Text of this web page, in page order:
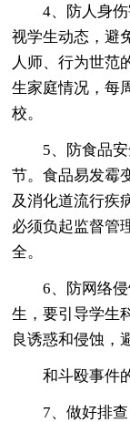
4、防人身伤
视学生动态，避
人师、行为世范
生家庭情况，每
校。
5、防食品安
节。食品易发霉
及消化道流行疾
必须负起监督管
全。
6、防网络侵
生，要引导学生
良诱惑和侵蚀，
和斗殴事件的
7、做好排查